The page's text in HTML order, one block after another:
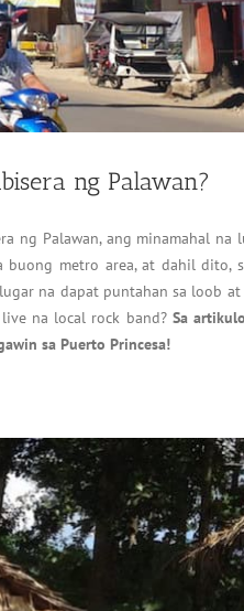
ng Palawan?
ng Palawan, ang minamahal na
buong metro area, at dahil dito,
na dapat puntahan sa loob
na local rock band? Sa
sa Puerto Princesa!